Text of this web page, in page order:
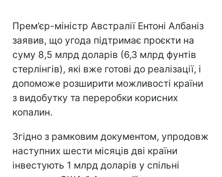
Прем’єр-міністр Австралії Ентоні Албаніз
заявив, що угода підтримає проєкти на
суму 8,5 млрд доларів (6,3 млрд фунтів
стерлінгів), які вже готові до реалізації, і
допоможе розширити можливості країни
з видобутку та переробки корисних
копалин.
Згідно з рамковим документом, упродовж
наступних шести місяців дві країни
інвестують 1 млрд доларів у спільні